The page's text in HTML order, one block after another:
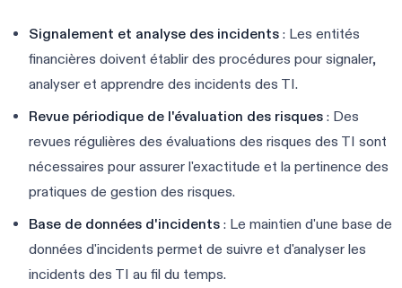
Signalement et analyse des incidents : Les entités
financières doivent établir des procédures pour signaler,
analyser et apprendre des incidents des TI.
Revue périodique de l'évaluation des risques : Des
revues régulières des évaluations des risques des TI sont
nécessaires pour assurer l'exactitude et la pertinence des
pratiques de gestion des risques.
Base de données d'incidents : Le maintien d'une base de
données d'incidents permet de suivre et d'analyser les
incidents des TI au fil du temps.